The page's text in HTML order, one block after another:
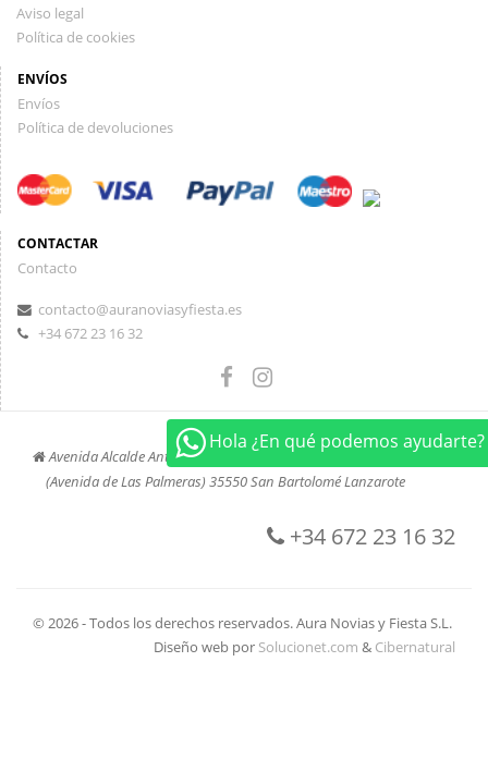
Hola ¿En qué podemos ayudarte?
Aviso legal
Política de cookies
ENVÍOS
Envíos
Política de devoluciones
CONTACTAR
Contacto
contacto@auranoviasyfiesta.es
+34 672 23 16 32
Avenida Alcalde Antonio Cabrera Barrera, 45
(Avenida de Las Palmeras) 35550 San Bartolomé Lanzarote
+34 672 23 16 32
© 2026 - Todos los derechos reservados. Aura Novias y Fiesta S.L.
Diseño web por Solucionet.com & Cibernatural